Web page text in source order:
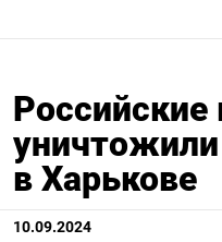
Российские
в Харькове
10.09.2024